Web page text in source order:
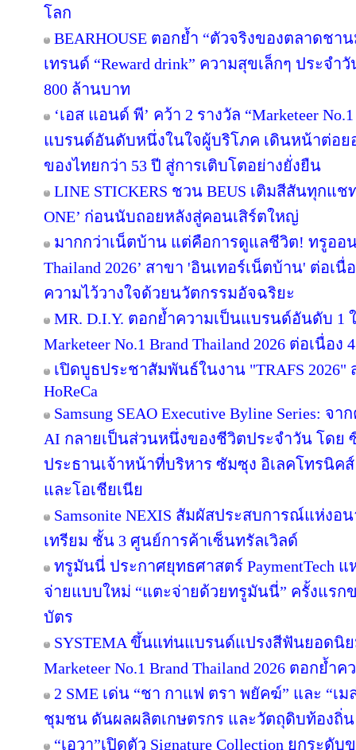
โลก
BEARHOUSE ตอกย้ำ “ตัวจริงของตลาดชา
เทรนด์ “Reward drink” ความสุขเล็กๆ ประจำ
800 ล้านบาท
‘เอส แอนด์ พี’ คว้า 2 รางวัล “Marketeer
แบรนด์อันดับหนึ่งในใจผู้บริโภค เดินหน้าต่อย
ของไทยกว่า 53 ปี สู่การเติบโตอย่างยั่งยืน
LINE STICKERS ชวน BEUS เติมสีสันทุกแช
ONE’ ก่อนนับถอยหลังสู่คอนเสิร์ตใหญ่
มากกว่าเน็ตบ้าน แต่คือการดูแลชีวิต! ทรูออน
Thailand 2026’ สาขา 'อินเทอร์เน็ตบ้าน' ต่อเ
ความไว้วางใจด้วยนวัตกรรมอัจฉริยะ
MR. D.I.Y. ตอกย้ำความเป็นแบรนด์อันดับ 1
Marketeer No.1 Brand Thailand 2026 ต่อเนื่อง
เปิดบูธประชาสัมพันธ์ในงาน "TRAFS
HoReCa
Samsung SEAO Executive Byline Series:
AI กลายเป็นส่วนหนึ่งของชีวิตประจำวัน โดย
ประธานเจ้าหน้าที่บริหาร ซัมซุง อิเลคโทรนิค
และโอเชียเนีย
Samsonite NEXIS สัมผัสประสบการณ์แห่ง
เทรียม ชั้น 3 ศูนย์การค้าเซ็นทรัลเวิลด์
ทรูมันนี่ ประกาศยุทธศาสตร์ PaymentTech
จ่ายแบบใหม่ “แตะจ่ายด้วยทรูมันนี่” ครั้งแรก
บัตร
SYSTEMA ขึ้นแท่นแบรนด์แปรงสีฟันยอดนิ
Marketeer No.1 Brand Thailand 2026 ตอกย้
2 SME เด่น “ชา กาแฟ ตรา พยัคฆ์” และ “
ชุมชน ดันผลผลิตเกษตรกร และวัตถุดิบท้องถิ่
“เอวา”เปิดตัว Signature Collection ยกระ